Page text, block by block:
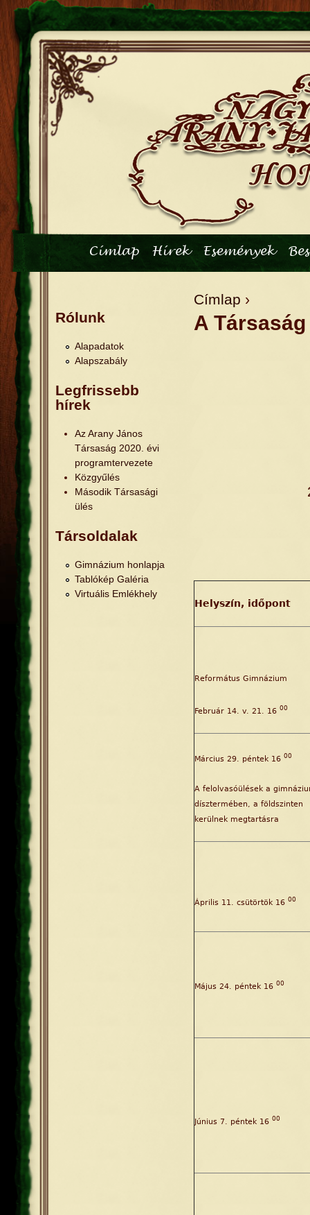
Főmenü
Címlap Hírek Események
Jelenlegi hely
Címlap ›
A
Helyszín, időpont
Református Gimnázium
Február 14. v. 21. 16 00
Március 29. péntek 16 00
A felolvasóülések a
dísztermében, a földszinten
kerülnek megtartásra
Április 11. csütörtök 16 00
Május 24. péntek 16 00
Június 7. péntek 16 00
Rólunk
Alapadatok
Alapszabály
Legfrissebb
hírek
Az Arany János
Társaság 2020. évi
programtervezete
Közgyűlés
Második Társasági
ülés
Társoldalak
Gimnázium honlapja
Tablókép Galéria
Virtuális Emlékhely